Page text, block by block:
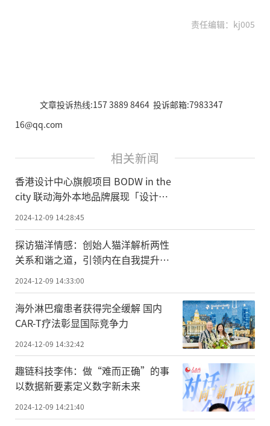
责任编辑：kj005
文章投诉热线:157 3889 8464 投诉邮箱:7983347
16@qq.com
相关新闻
香港设计中心旗舰项目 BODW in the
city 联动海外本地品牌展现「设计之
2024-12-09 14:28:45
探访猫洋情感：创始人猫洋解析两性
关系和谐之道，引领内在自我提升之
2024-12-09 14:33:00
海外淋巴瘤患者获得完全缓解 国内
CAR-T疗法彰显国际竞争力
2024-12-09 14:32:42
趣链科技李伟：做“难而正确”的事
以数据新要素定义数字新未来
2024-12-09 14:21:40